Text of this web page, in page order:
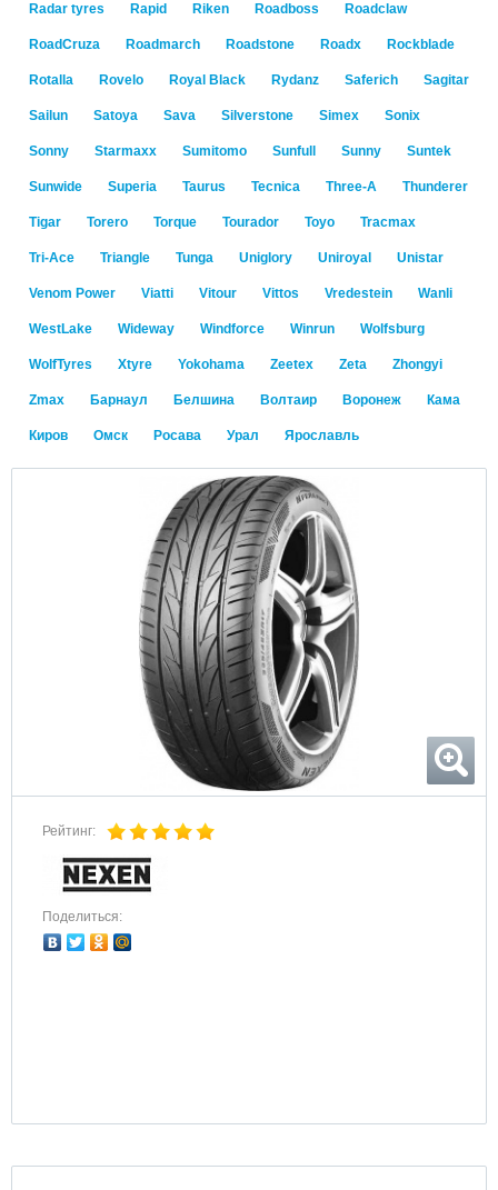
Radar tyres Rapid Riken Roadboss Roadclaw
RoadCruza Roadmarch Roadstone Roadx Rockblade
Rotalla Rovelo Royal Black Rydanz Saferich Sagitar
Sailun Satoya Sava Silverstone Simex Sonix
Sonny Starmaxx Sumitomo Sunfull Sunny Suntek
Sunwide Superia Taurus Tecnica Three-A Thunderer
Tigar Torero Torque Tourador Toyo Tracmax
Tri-Ace Triangle Tunga Uniglory Uniroyal Unistar
Venom Power Viatti Vitour Vittos Vredestein Wanli
WestLake Wideway Windforce Winrun Wolfsburg
WolfTyres Xtyre Yokohama Zeetex Zeta Zhongyi
Zmax Барнаул Белшина Волтаир Воронеж Кама
Киров Омск Росава Урал Ярославль
Рейтинг:
Поделиться: